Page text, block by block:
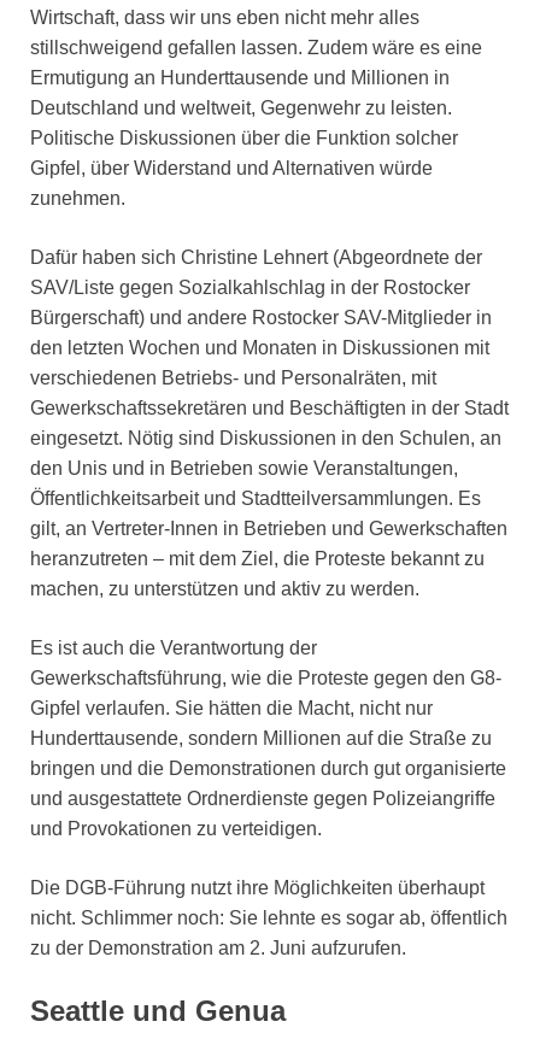
Wirtschaft, dass wir uns eben nicht mehr alles
stillschweigend gefallen lassen. Zudem wäre es eine
Ermutigung an Hunderttausende und Millionen in
Deutschland und weltweit, Gegenwehr zu leisten.
Politische Diskussionen über die Funktion solcher
Gipfel, über Widerstand und Alternativen würde
zunehmen.
Dafür haben sich Christine Lehnert (Abgeordnete der
SAV/Liste gegen Sozialkahlschlag in der Rostocker
Bürgerschaft) und andere Rostocker SAV-Mitglieder in
den letzten Wochen und Monaten in Diskussionen mit
verschiedenen Betriebs- und Personalräten, mit
Gewerkschaftssekretären und Beschäftigten in der Stadt
eingesetzt. Nötig sind Diskussionen in den Schulen, an
den Unis und in Betrieben sowie Veranstaltungen,
Öffentlichkeitsarbeit und Stadtteilversammlungen. Es
gilt, an Vertreter-Innen in Betrieben und Gewerkschaften
heranzutreten – mit dem Ziel, die Proteste bekannt zu
machen, zu unterstützen und aktiv zu werden.
Es ist auch die Verantwortung der
Gewerkschaftsführung, wie die Proteste gegen den G8-
Gipfel verlaufen. Sie hätten die Macht, nicht nur
Hunderttausende, sondern Millionen auf die Straße zu
bringen und die Demonstrationen durch gut organisierte
und ausgestattete Ordnerdienste gegen Polizeiangriffe
und Provokationen zu verteidigen.
Die DGB-Führung nutzt ihre Möglichkeiten überhaupt
nicht. Schlimmer noch: Sie lehnte es sogar ab, öffentlich
zu der Demonstration am 2. Juni aufzurufen.
Seattle und Genua